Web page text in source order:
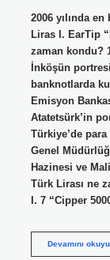
2006 yılında
Liras I. EarTip
zaman kondu?
İnköşün
banknotlarda
Emisyon
Atatetsürk’in
Türkiye’de
Genel
Hazinesi ve
Türk Lirası ne
I. 7 “Cipper
Devamını